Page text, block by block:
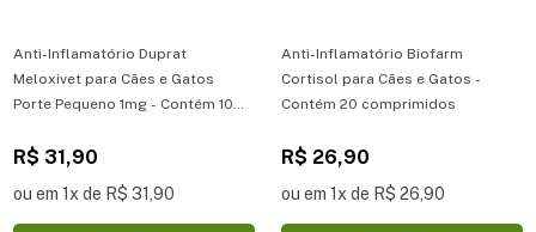
Anti-Inflamatório Duprat
Meloxivet para Cães e Gatos
Porte Pequeno 1mg - Contém 10
R$ 31,90
ou em 1x de R$ 31,90
Anti-Inflamatório Biofarm
Cortisol para Cães e Gatos -
Contém 20 comprimidos
R$ 26,90
ou em 1x de R$ 26,90